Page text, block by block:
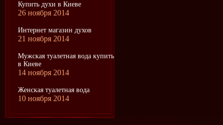
Купить духи в Киеве
26 ноября 2014
Интернет магазин духов
21 ноября 2014
Мужская туалетная вода купить
в Киеве
14 ноября 2014
Женская туалетная вода
10 ноября 2014